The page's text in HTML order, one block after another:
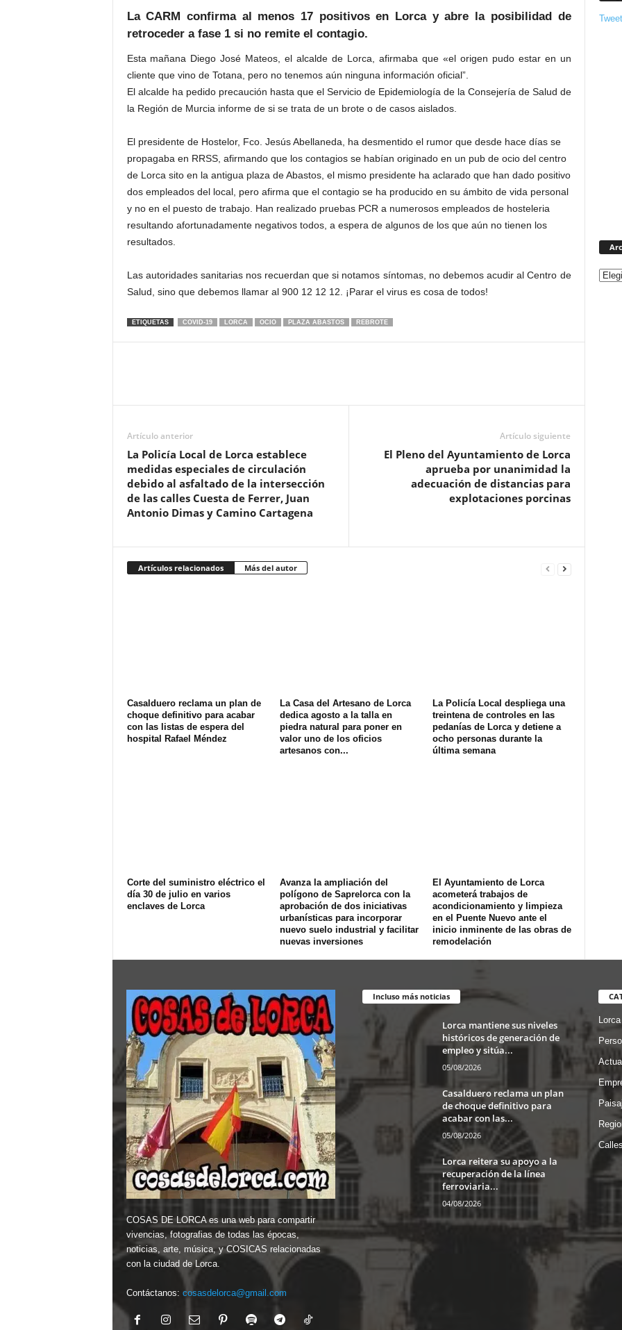
La CARM confirma al menos 17 positivos en Lorca y abre la posibilidad de
retroceder a fase 1 si no remite el contagio.
Esta mañana Diego José Mateos, el alcalde de Lorca, afirmaba que «el origen pudo estar en un
cliente que vino de Totana, pero no tenemos aún ninguna información oficial”.
El alcalde ha pedido precaución hasta que el Servicio de Epidemiología de la Consejería de Salud de
la Región de Murcia informe de si se trata de un brote o de casos aislados.
El presidente de Hostelor, Fco. Jesús Abellaneda, ha desmentido el rumor que desde hace días se
propagaba en RRSS, afirmando que los contagios se habían originado en un pub de ocio del centro
de Lorca sito en la antigua plaza de Abastos, el mismo presidente ha aclarado que han dado positivo
dos empleados del local, pero afirma que el contagio se ha producido en su ámbito de vida personal
y no en el puesto de trabajo. Han realizado pruebas PCR a numerosos empleados de hosteleria
resultando afortunadamente negativos todos, a espera de algunos de los que aún no tienen los
resultados.
Las autoridades sanitarias nos recuerdan que si notamos síntomas, no debemos acudir al Centro de
Salud, sino que debemos llamar al 900 12 12 12. ¡Parar el virus es cosa de todos!
ETIQUETAS COVID-19 LORCA OCIO PLAZA ABASTOS REBROTE
Artículo anterior
La Policía Local de Lorca establece
medidas especiales de circulación
debido al asfaltado de la intersección
de las calles Cuesta de Ferrer, Juan
Antonio Dimas y Camino Cartagena
Artículo siguiente
El Pleno del Ayuntamiento de Lorca
aprueba por unanimidad la
adecuación de distancias para
explotaciones porcinas
Artículos relacionados Más del autor
Casalduero reclama un plan de
choque definitivo para acabar
con las listas de espera del
hospital Rafael Méndez
La Casa del Artesano de Lorca
dedica agosto a la talla en
piedra natural para poner en
valor uno de los oficios
artesanos con...
La Policía Local despliega una
treintena de controles en las
pedanías de Lorca y detiene a
ocho personas durante la
última semana
Corte del suministro eléctrico el
día 30 de julio en varios
enclaves de Lorca
Avanza la ampliación del
polígono de Saprelorca con la
aprobación de dos iniciativas
urbanísticas para incorporar
nuevo suelo industrial y facilitar
nuevas inversiones
El Ayuntamiento de Lorca
acometerá trabajos de
acondicionamiento y limpieza
en el Puente Nuevo ante el
inicio inminente de las obras de
remodelación
COSAS DE LORCA es una web para compartir
vivencias, fotografias de todas las épocas,
noticias, arte, música, y COSICAS relacionadas
con la ciudad de Lorca.
Contáctanos: cosasdelorca@gmail.com
Incluso más noticias
Lorca mantiene sus niveles
históricos de generación de
empleo y sitúa...
05/08/2026
Casalduero reclama un plan
de choque definitivo para
acabar con las...
05/08/2026
Lorca reitera su apoyo a la
recuperación de la línea
ferroviaria...
04/08/2026
Lorca